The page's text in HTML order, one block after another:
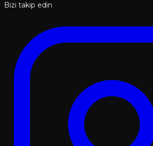
Bizi takip edin